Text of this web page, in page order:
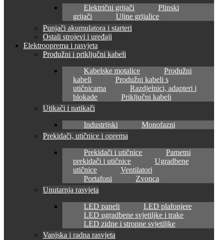
Električni grijači
Plinski
grijači
Uljne grijalice
Punjači akumulatora i starteri
Ostali strojevi i uređaji
Elektrooprema i rasvjeta
Produžni i priključni kabeli
Kabelske motalice
Produžni
kabeli
Produžni kabeli s
utičnicama
Razdjelnici, adapteri i
blokade
Priključni kabeli
Utikači i natikači
Industrijski
Monofazni
Prekidači, utičnice i oprema
Prekidači i utičnice
Pametni
prekidači i utičnice
Ugradbene
utičnice
Ventilatori
Portafoni
Zvonca
Unutarnja rasvjeta
LED paneli
LED plafonjere
LED ugradbene svjetiljke i trake
LED zidne i stropne svjetiljke
Vanjska i radna rasvjeta